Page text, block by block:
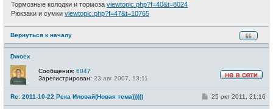
Тормозные колодки и тормоза viewtopic.php?f=40&t=8024
Рюкзаки и сумки viewtopic.php?f=47&t=10765
Вернуться к началу
Dwoex
е
в
с
Сообщения: 6047
Зарегистрирован: 23 авг 2007, 13:11
Re: 2011-10-22 Река Иловай(Новая тема))))))
С25 окт 2011, 21:16